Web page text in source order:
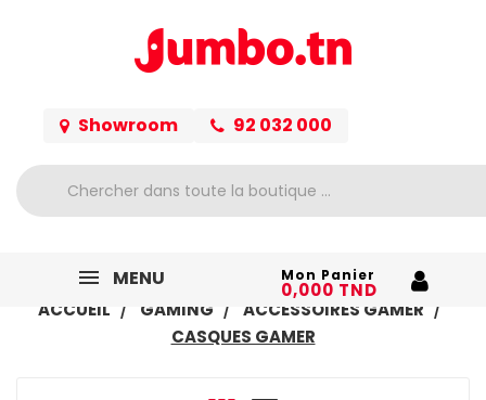
Showroom 92 032 000
MENU Mon Panier
0,000 TND
ACCUEIL
GAMING
ACCESSOIRES GAMER
CASQUES GAMER